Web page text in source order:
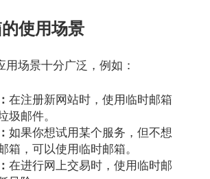
使用场景
用场景十分广泛，例如：
在注册新网站时，使用临时邮箱
圾邮件。
如果你想试用某个服务，但不想
箱，可以使用临时邮箱。
在进行网上交易时，使用临时邮